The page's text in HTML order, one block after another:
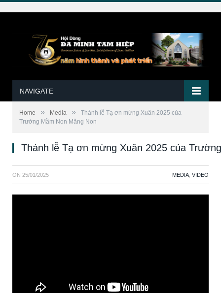
NAVIGATE
Home » Media »
Thánh lễ Tạ ơn mừng Xuân 2025 của
Trường Mầm Non Măng Non
Thánh lễ Tạ ơn mừng Xuân 2025 của
ON 25/01/2025 MEDIA VIDEO